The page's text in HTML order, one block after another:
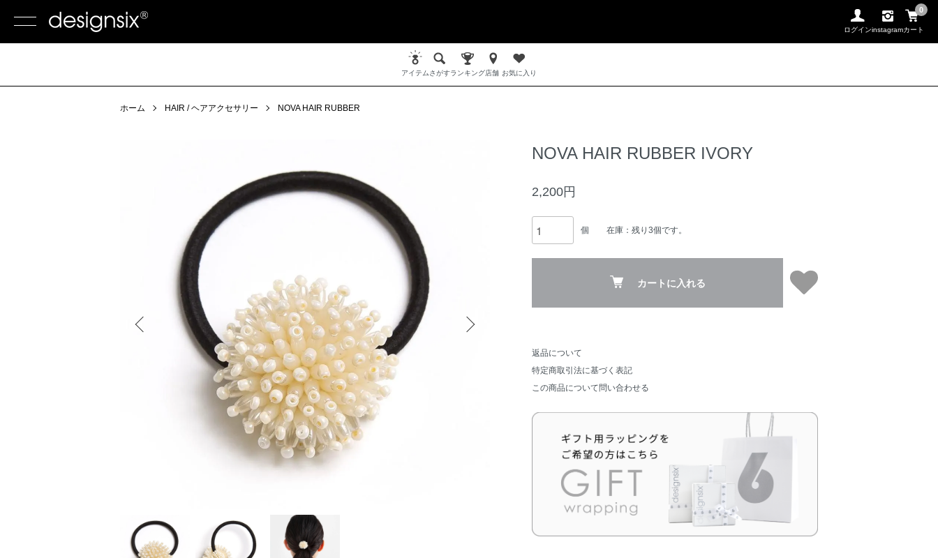
ログインinstagram
0
カート
アイテムさがすランキング店舗 お気に入り
ホーム HAIR / ヘアアクセサリー NOVA HAIR RUBBER
NOVA HAIR RUBBER IVORY
2,200円
個 在庫：残り3個です。
カートに入れる
返品について
特定商取引法に基づく表記
この商品について問い合わせる